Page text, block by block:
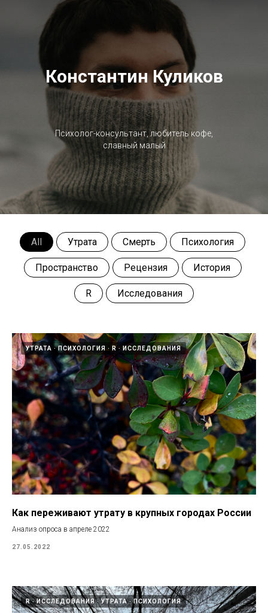
Константин Куликов
Психолог-консультант, любитель кофе,
славный малый
All Утрата Смерть Психология
Пространство Рецензия История
R Исследования
УТРАТА ПСИХОЛОГИЯ R ИССЛЕДОВАНИЯ
Как переживают утрату в крупных городах России
Анализ опроса в апреле 2022
27.05.2022
R ИССЛЕДОВАНИЯ УТРАТА ПСИХОЛОГИЯ